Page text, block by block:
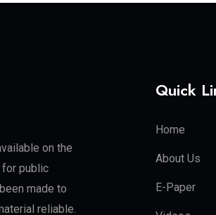
on the
for public
made to
reliable.
Quick
Home
About Us
E-Paper